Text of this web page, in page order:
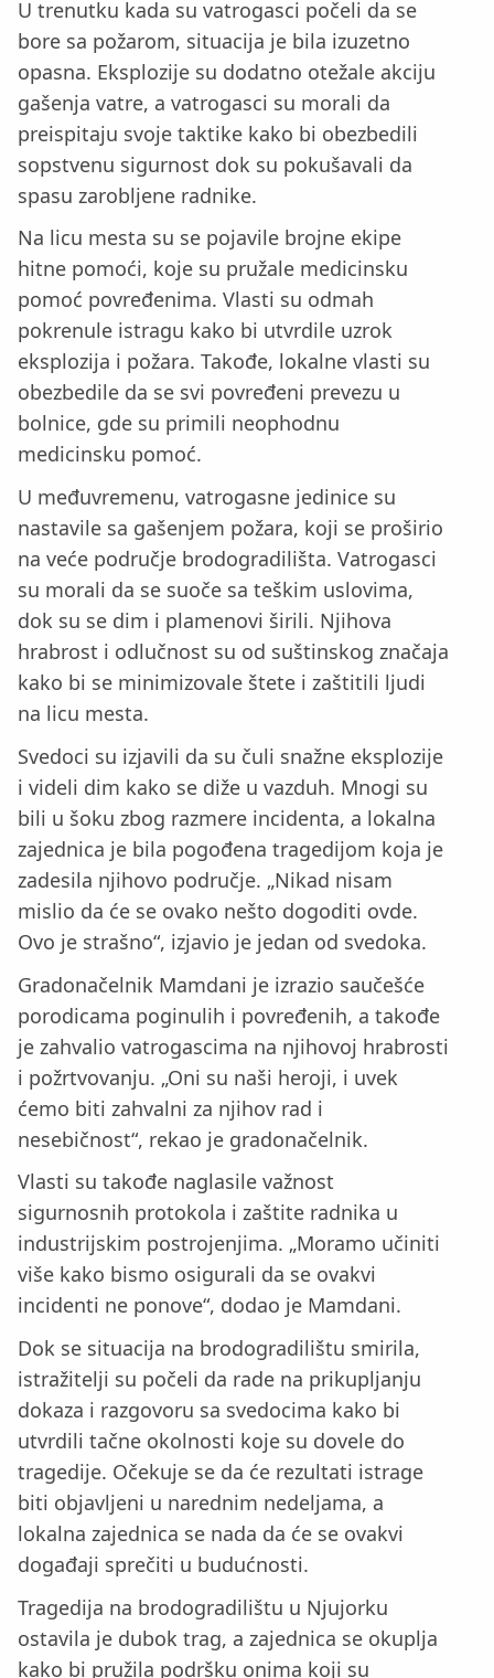
U trenutku kada su vatrogasci počeli da se
bore sa požarom, situacija je bila izuzetno
opasna. Eksplozije su dodatno otežale akciju
gašenja vatre, a vatrogasci su morali da
preispitaju svoje taktike kako bi obezbedili
sopstvenu sigurnost dok su pokušavali da
spasu zarobljene radnike.
Na licu mesta su se pojavile brojne ekipe
hitne pomoći, koje su pružale medicinsku
pomoć povređenima. Vlasti su odmah
pokrenule istragu kako bi utvrdile uzrok
eksplozija i požara. Takođe, lokalne vlasti su
obezbedile da se svi povređeni prevezu u
bolnice, gde su primili neophodnu
medicinsku pomoć.
U međuvremenu, vatrogasne jedinice su
nastavile sa gašenjem požara, koji se proširio
na veće područje brodogradilišta. Vatrogasci
su morali da se suoče sa teškim uslovima,
dok su se dim i plamenovi širili. Njihova
hrabrost i odlučnost su od suštinskog značaja
kako bi se minimizovale štete i zaštitili ljudi
na licu mesta.
Svedoci su izjavili da su čuli snažne eksplozije
i videli dim kako se diže u vazduh. Mnogi su
bili u šoku zbog razmere incidenta, a lokalna
zajednica je bila pogođena tragedijom koja je
zadesila njihovo područje. „Nikad nisam
mislio da će se ovako nešto dogoditi ovde.
Ovo je strašno“, izjavio je jedan od svedoka.
Gradonačelnik Mamdani je izrazio saučešće
porodicama poginulih i povređenih, a takođe
je zahvalio vatrogascima na njihovoj hrabrosti
i požrtvovanju. „Oni su naši heroji, i uvek
ćemo biti zahvalni za njihov rad i
nesebičnost“, rekao je gradonačelnik.
Vlasti su takođe naglasile važnost
sigurnosnih protokola i zaštite radnika u
industrijskim postrojenjima. „Moramo učiniti
više kako bismo osigurali da se ovakvi
incidenti ne ponove“, dodao je Mamdani.
Dok se situacija na brodogradilištu smirila,
istražitelji su počeli da rade na prikupljanju
dokaza i razgovoru sa svedocima kako bi
utvrdili tačne okolnosti koje su dovele do
tragedije. Očekuje se da će rezultati istrage
biti objavljeni u narednim nedeljama, a
lokalna zajednica se nada da će se ovakvi
događaji sprečiti u budućnosti.
Tragedija na brodogradilištu u Njujorku
ostavila je dubok trag, a zajednica se okuplja
kako bi pružila podršku onima koji su